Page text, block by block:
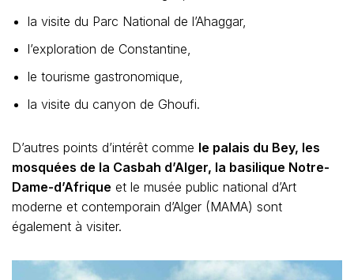
la visite du Parc National de l’Ahaggar,
l’exploration de Constantine,
le tourisme gastronomique,
la visite du canyon de Ghoufi.
D’autres points d’intérêt comme le palais du Bey, les
mosquées de la Casbah d’Alger, la basilique Notre-
Dame-d’Afrique et le musée public national d’Art
moderne et contemporain d’Alger (MAMA) sont
également à visiter.